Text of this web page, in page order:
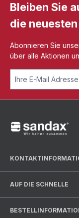
Bleiben Sie
die
Abonnieren Sie
über alle Aktionen
AUF DIE SCHNELLE